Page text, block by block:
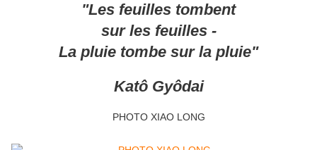
"Les feuilles tombent
sur les feuilles -
La pluie tombe sur la pluie"
Katô Gyôdai
PHOTO XIAO LONG